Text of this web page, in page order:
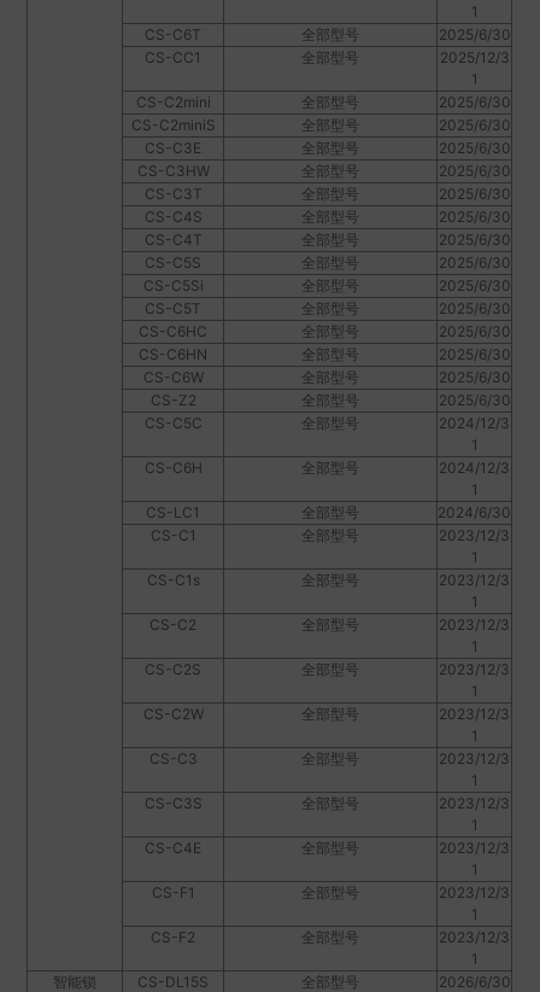
1
CS-C6T
全部型号
2025/6/30
CS-CC1
全部型号
2025/12/3
1
CS-C2mini
全部型号
2025/6/30
CS-C2miniS
全部型号
2025/6/30
CS-C3E
全部型号
2025/6/30
CS-C3HW
全部型号
2025/6/30
CS-C3T
全部型号
2025/6/30
CS-C4S
全部型号
2025/6/30
CS-C4T
全部型号
2025/6/30
CS-C5S
全部型号
2025/6/30
CS-C5Si
全部型号
2025/6/30
CS-C5T
全部型号
2025/6/30
CS-C6HC
全部型号
2025/6/30
CS-C6HN
全部型号
2025/6/30
CS-C6W
全部型号
2025/6/30
CS-Z2
全部型号
2025/6/30
CS-C5C
全部型号
2024/12/3
1
CS-C6H
全部型号
2024/12/3
1
CS-LC1
全部型号
2024/6/30
CS-C1
全部型号
2023/12/3
1
CS-C1s
全部型号
2023/12/3
1
CS-C2
全部型号
2023/12/3
1
CS-C2S
全部型号
2023/12/3
1
CS-C2W
全部型号
2023/12/3
1
CS-C3
全部型号
2023/12/3
1
CS-C3S
全部型号
2023/12/3
1
CS-C4E
全部型号
2023/12/3
1
CS-F1
全部型号
2023/12/3
1
CS-F2
全部型号
2023/12/3
1
智能锁
CS-DL15S 全部型号
2026/6/30